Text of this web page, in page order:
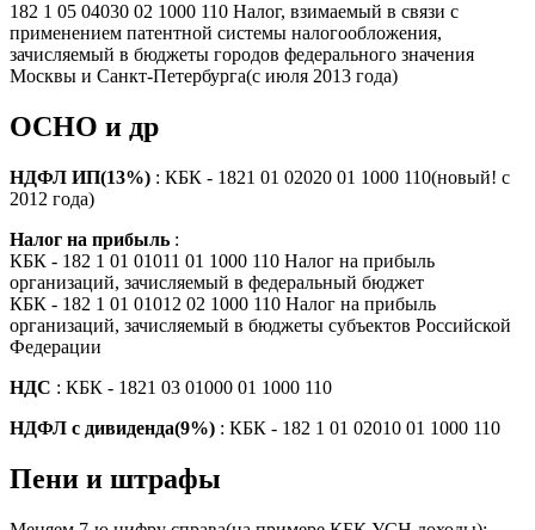
182 1 05 04030 02 1000 110 Налог, взимаемый в связи с
применением патентной системы налогообложения,
зачисляемый в бюджеты городов федерального значения
Москвы и Санкт-Петербурга(с июля 2013 года)
ОСНО и др
НДФЛ ИП(13%) : КБК - 1821 01 02020 01 1000 110(новый! с
2012 года)
Налог на прибыль :
КБК - 182 1 01 01011 01 1000 110 Налог на прибыль
организаций, зачисляемый в федеральный бюджет
КБК - 182 1 01 01012 02 1000 110 Налог на прибыль
организаций, зачисляемый в бюджеты субъектов Российской
Федерации
НДС : КБК - 1821 03 01000 01 1000 110
НДФЛ с дивиденда(9%) : КБК - 182 1 01 02010 01 1000 110
Пени и штрафы